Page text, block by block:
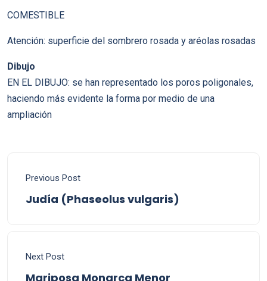
COMESTIBLE
Atención: superficie del sombrero rosada y aréolas rosadas
Dibujo
EN EL DIBUJO: se han representado los poros poligonales,
haciendo más evidente la forma por medio de una
ampliación
Previous Post
Judía (Phaseolus vulgaris)
Next Post
Mariposa Monarca Menor